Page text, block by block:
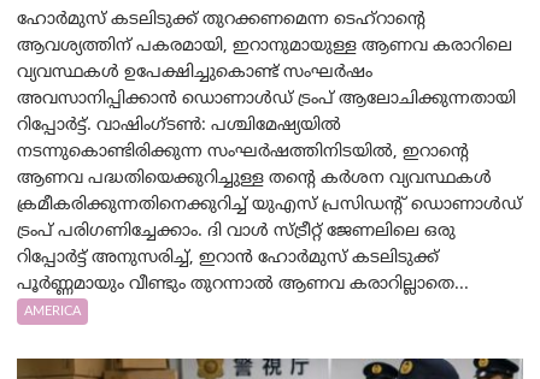
ഹോർമുസ് കടലിടുക്ക് തുറക്കണമെന്ന ടെഹ്‌റാന്റെ
ആവശ്യത്തിന് പകരമായി, ഇറാനുമായുള്ള ആണവ കരാറിലെ
വ്യവസ്ഥകൾ ഉപേക്ഷിച്ചുകൊണ്ട് സംഘർഷം
അവസാനിപ്പിക്കാൻ ഡൊണാൾഡ് ട്രംപ് ആലോചിക്കുന്നതായി
റിപ്പോർട്ട്. വാഷിംഗ്ടണ്‍: പശ്ചിമേഷ്യയിൽ
നടന്നുകൊണ്ടിരിക്കുന്ന സംഘർഷത്തിനിടയിൽ, ഇറാന്റെ
ആണവ പദ്ധതിയെക്കുറിച്ചുള്ള തന്റെ കർശന വ്യവസ്ഥകൾ
ക്രമീകരിക്കുന്നതിനെക്കുറിച്ച് യുഎസ് പ്രസിഡന്റ് ഡൊണാൾഡ്
ട്രംപ് പരിഗണിച്ചേക്കാം. ദി വാൾ സ്ട്രീറ്റ് ജേണലിലെ ഒരു
റിപ്പോർട്ട് അനുസരിച്ച്, ഇറാൻ ഹോർമുസ് കടലിടുക്ക്
പൂർണ്ണമായും വീണ്ടും തുറന്നാൽ ആണവ കരാറില്ലാതെ...
AMERICA